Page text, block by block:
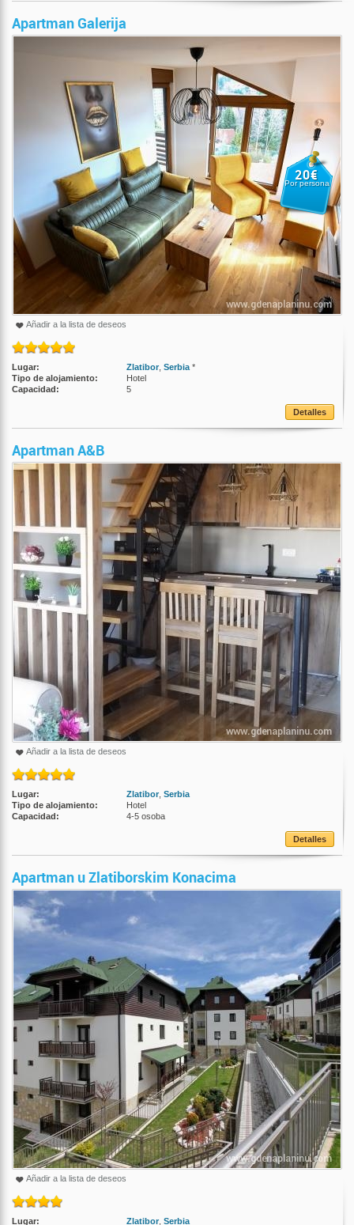
Apartman Galerija
Añadir a la lista de deseos
20€
Por persona
Lugar: Zlatibor, Serbia *
Tipo de alojamiento:
Hotel
Capacidad:
5
Detalles
Apartman A&B
Añadir a la lista de deseos
Lugar: Zlatibor, Serbia
Tipo de alojamiento:
Hotel
Capacidad:
4-5 osoba
Detalles
Apartman u Zlatiborskim Konacima
Añadir a la lista de deseos
Lugar: Zlatibor, Serbia